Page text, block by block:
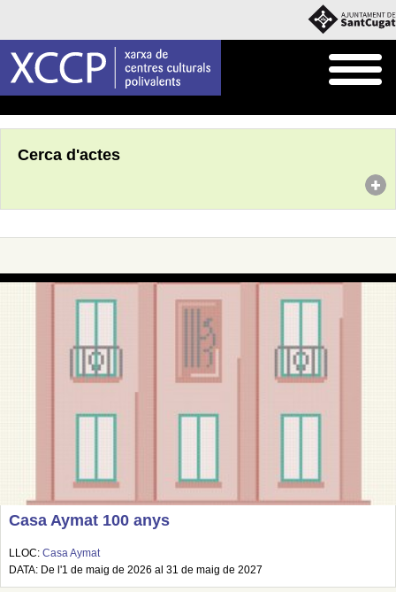
Cerca d'actes
Casa Aymat 100 anys
LLOC: Casa Aymat
DATA: De l'1 de maig de 2026 al 31 de maig de 2027